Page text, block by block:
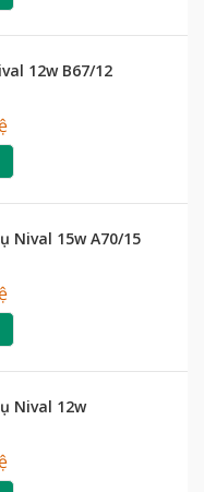
12w B67/12
Nival 15w A70/15
Nival 12w